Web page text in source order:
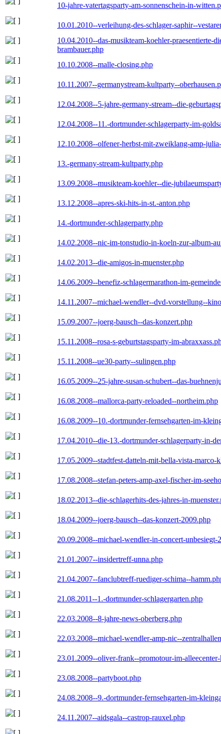
10-jahre-vatertagsparty-am-sonnenschein-in-
10.01.2010--verleihung-des-schlager-saphir--
10.04.2010--das-musikteam-koehler-praesentierte-
brambauer.php
10.10.2008--malle-closing.php
10.11.2007--germanystream-kultparty--
12.04.2008--5-jahre-germany-stream--die-
12.04.2008--11.-dortmunder-schlagerparty-im-
12.10.2008--olfener-herbst-mit-zweiklang-amp-
13.-germany-stream-kultparty.php
13.09.2008--musikteam-koehler--die-
13.12.2008--apres-ski-hits-in-st.-anton.php
14.-dortmunder-schlagerparty.php
14.02.2008--nic-im-tonstudio-in-koeln-zur-album-
14.02.2013--die-amigos-in-muenster.php
14.06.2009--benefiz-schlagermarathon-im-
14.11.2007--michael-wendler--dvd-vorstellung--
15.09.2007--joerg-bausch--das-konzert.php
15.11.2008--rosa-s-geburtstagsparty-im-
15.11.2008--ue30-party--sulingen.php
16.05.2009--25-jahre-susan-schubert--das-
16.08.2008--mallorca-party-reloaded--northeim.php
16.08.2009--10.-dortmunder-fernsehgarten-im-
17.04.2010--die-13.-dortmunder-schlagerparty-in-
17.05.2009--stadtfest-datteln-mit-bella-vista-marco-
17.08.2008--stefan-peters-amp-axel-fischer-im-
18.02.2013--die-schlagerhits-des-jahres-in-
18.04.2009--joerg-bausch--das-konzert-2009.php
20.09.2008--michael-wendler-in-concert-unbesiegt-
21.01.2007--insidertreff-unna.php
21.04.2007--fanclubtreff-ruediger-schima--
21.08.2011--1.-dortmunder-schlagergarten.php
22.03.2008--8-jahre-news-oberberg.php
22.03.2008--michael-wendler-amp-nic--
23.01.2009--oliver-frank--promotour-im-
23.08.2008--partyboot.php
24.08.2008--9.-dortmunder-fernsehgarten-im-
24.11.2007--aidsgala--castrop-rauxel.php